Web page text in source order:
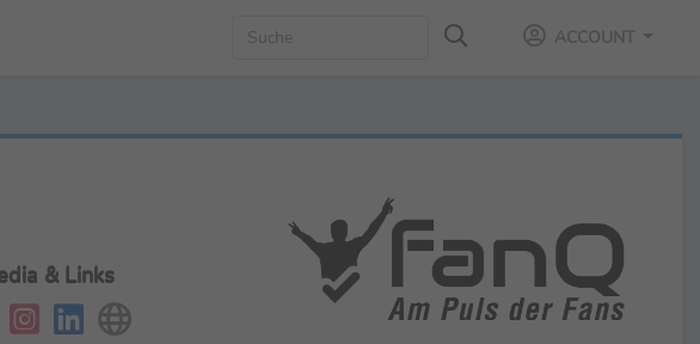
ACCOUNT
& Links